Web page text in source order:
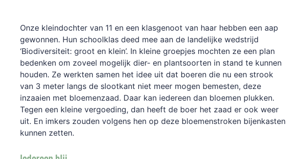
Onze kleindochter van 11 en een klasgenoot van haar hebben een aap
gewonnen. Hun schoolklas deed mee aan de landelijke wedstrijd
‘Biodiversiteit: groot en klein’. In kleine groepjes mochten ze een plan
bedenken om zoveel mogelijk dier- en plantsoorten in stand te kunnen
houden. Ze werkten samen het idee uit dat boeren die nu een strook
van 3 meter langs de slootkant niet meer mogen bemesten, deze
inzaaien met bloemenzaad. Daar kan iedereen dan bloemen plukken.
Tegen een kleine vergoeding, dan heeft de boer het zaad er ook weer
uit. En imkers zouden volgens hen op deze bloemenstroken bijenkasten
kunnen zetten.